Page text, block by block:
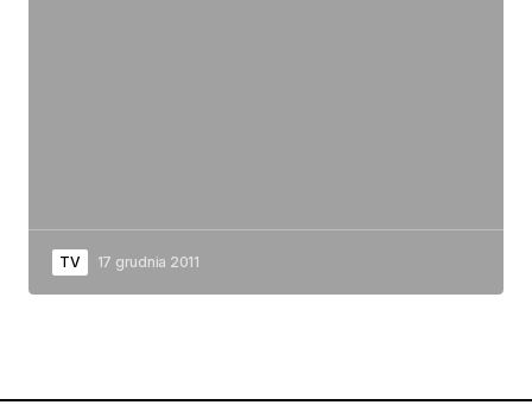
TV 17 grudnia 2011